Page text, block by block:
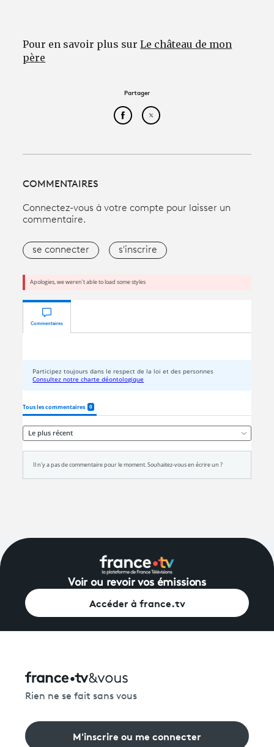
Pour en savoir plus surLe château de mon
père
Partager
Partager cet article sur
Partager cet article sur
COMMENTAIRES
Connectez-vous à votre compte pour laisser un
commentaire.
se connecter s'inscrire
Voir ou revoir vos émissions
Accéder à france.tv
Rien ne se fait sans vous
M'inscrire ou me connecter